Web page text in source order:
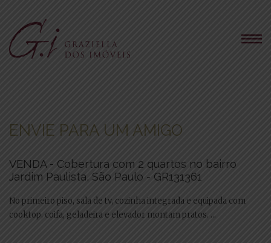
ENVIE PARA UM AMIGO
VENDA - Cobertura com 2 quartos no bairro
Jardim Paulista, São Paulo - GR131361
No primeiro piso, sala de tv, cozinha integrada e equipada com
cooktop, coifa, geladeira e elevador montam pratos. ...